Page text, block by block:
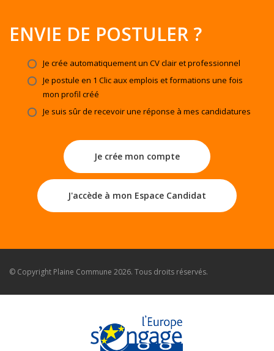
ENVIE DE POSTULER ?
Je crée automatiquement un CV clair et professionnel
Je postule en 1 Clic aux emplois et formations une fois
mon profil créé
Je suis sûr de recevoir une réponse à mes candidatures
Je crée mon compte
J'accède à mon Espace Candidat
© Copyright Plaine Commune 2026. Tous droits réservés.